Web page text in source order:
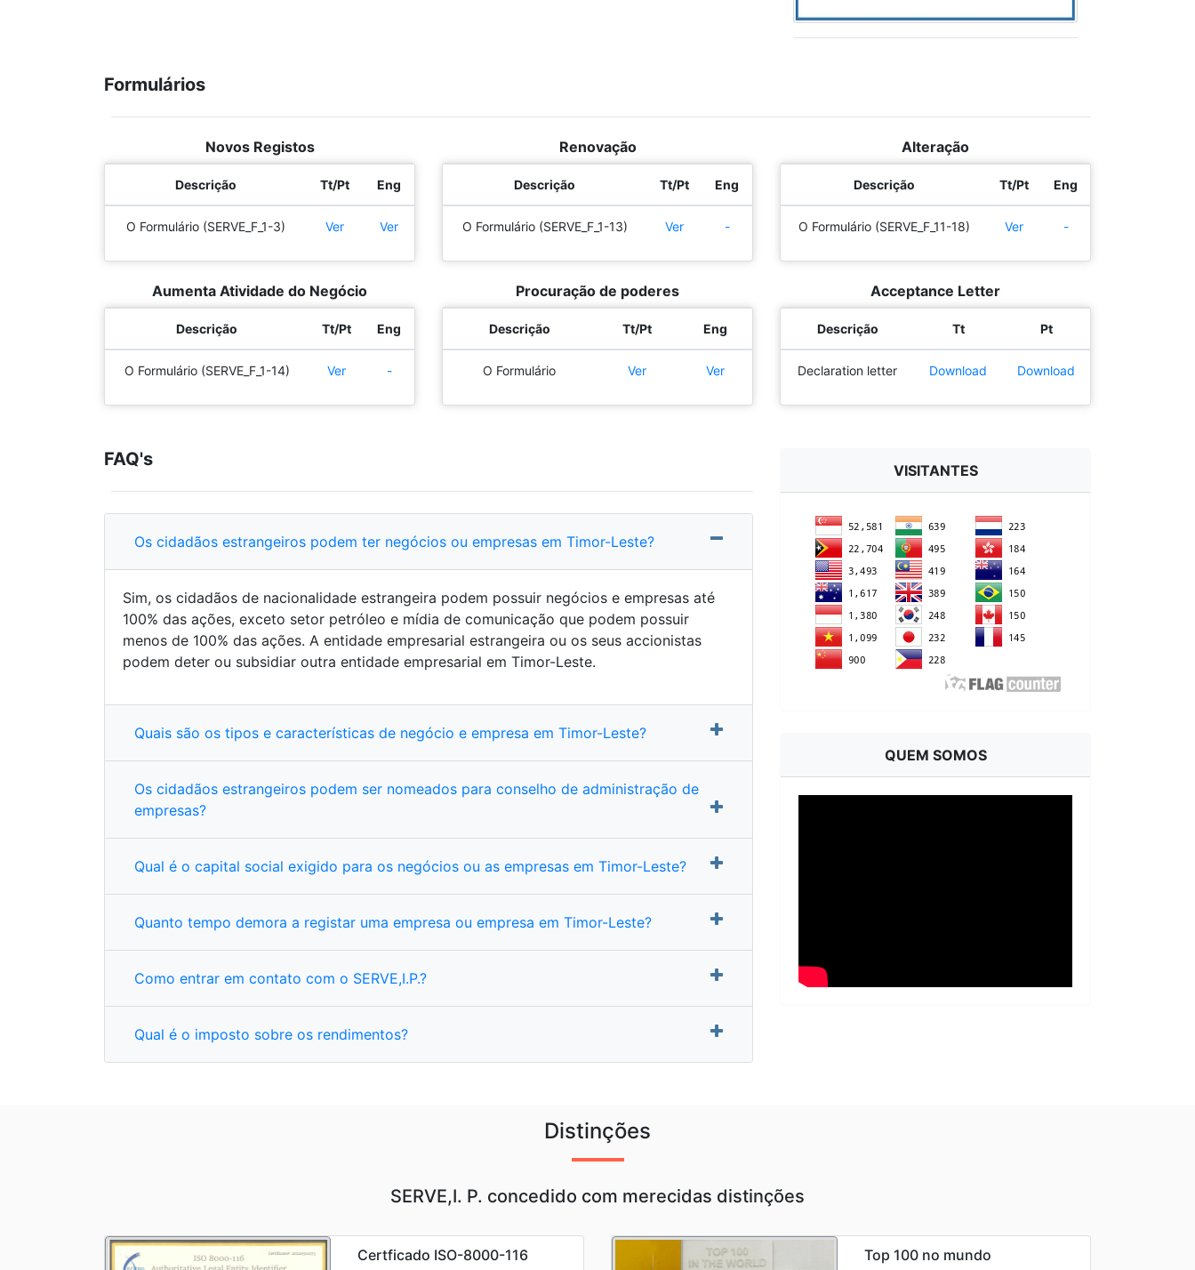
Formulários
Novos Registos
Descrição Tt/Pt Eng
O Formulário (SERVE_F_1-3) Ver Ver
Renovação
Descrição Tt/Pt Eng
O Formulário (SERVE_F_1-13) Ver -
Alteração
Descrição Tt/Pt Eng
O Formulário (SERVE_F_11-18) Ver -
Aumenta Atividade do Negócio
Descrição Tt/Pt Eng
O Formulário (SERVE_F_1-14) Ver -
Procuração de poderes
Descrição Tt/Pt Eng
O Formulário Ver Ver
Acceptance Letter
Descrição Tt Pt
Declaration letter Download Download
FAQ's
Os cidadãos estrangeiros podem ter negócios ou empresas em Timor-Leste?
Sim, os cidadãos de nacionalidade estrangeira podem possuir negócios e empresas até
100% das ações, exceto setor petróleo e mídia de comunicação que podem possuir
menos de 100% das ações. A entidade empresarial estrangeira ou os seus accionistas
podem deter ou subsidiar outra entidade empresarial em Timor-Leste.
Quais são os tipos e características de negócio e empresa em Timor-Leste?
Os cidadãos estrangeiros podem ser nomeados para conselho de administração de
empresas?
Qual é o capital social exigido para os negócios ou as empresas em Timor-Leste?
Quanto tempo demora a registar uma empresa ou empresa em Timor-Leste?
Como entrar em contato com o SERVE,I.P.?
Qual é o imposto sobre os rendimentos?
VISITANTES
QUEM SOMOS
Distinções
SERVE,I. P. concedido com merecidas distinções
Certficado ISO-8000-116 Top 100 no mundo